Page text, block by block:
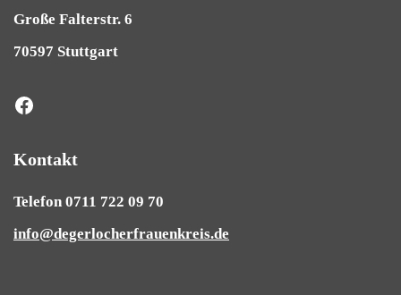
Große Falterstr. 6
70597 Stuttgart
Kontakt
Telefon 0711 722 09 70
info@degerlocherfrauenkreis.de